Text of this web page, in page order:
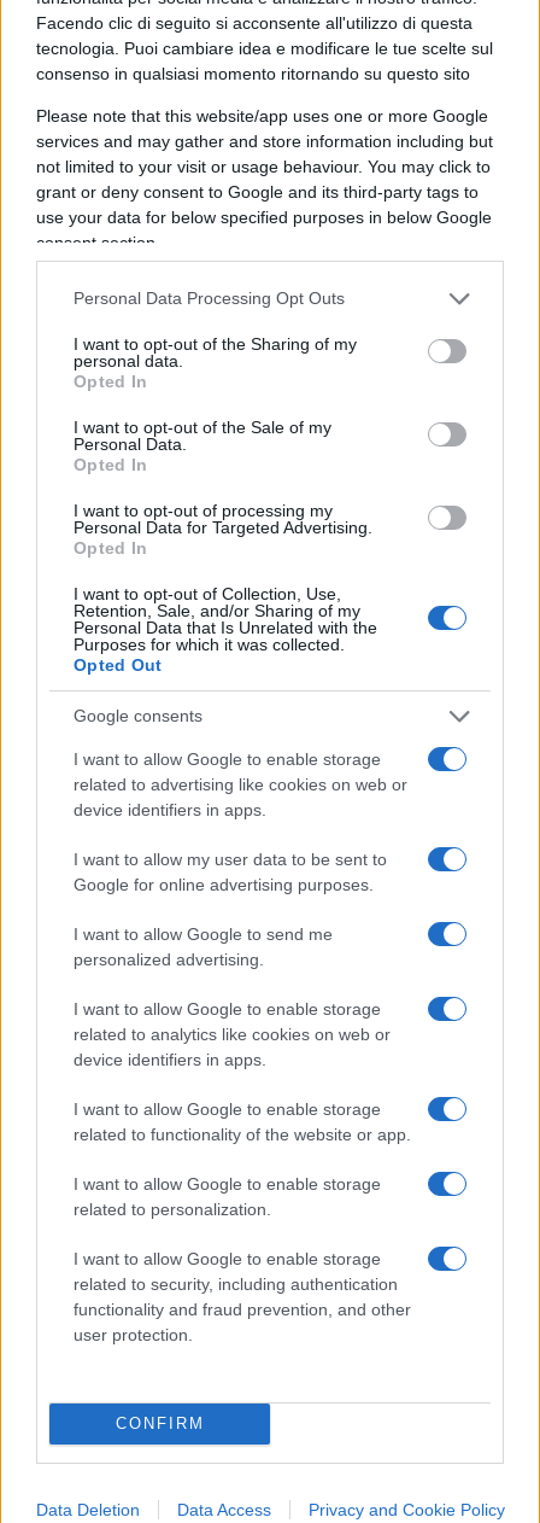
Facendo clic di seguito si acconsente all'utilizzo di questa
tecnologia. Puoi cambiare idea e modificare le tue scelte sul
consenso in qualsiasi momento ritornando su questo sito
Please note that this website/app uses one or more Google
services and may gather and store information including but
not limited to your visit or usage behaviour. You may click to
grant or deny consent to Google and its third-party tags to
use your data for below specified purposes in below Google
consent section.
Personal Data Processing Opt Outs
I want to opt-out of the Sharing of my
personal data.
Opted In
I want to opt-out of the Sale of my
Personal Data.
Opted In
I want to opt-out of processing my
Personal Data for Targeted Advertising.
Opted In
I want to opt-out of Collection, Use,
Retention, Sale, and/or Sharing of my
Personal Data that Is Unrelated with the
Purposes for which it was collected.
Opted Out
Google consents
I want to allow Google to enable storage
related to advertising like cookies on web or
device identifiers in apps.
I want to allow my user data to be sent to
Google for online advertising purposes.
I want to allow Google to send me
personalized advertising.
I want to allow Google to enable storage
related to analytics like cookies on web or
device identifiers in apps.
I want to allow Google to enable storage
related to functionality of the website or app.
I want to allow Google to enable storage
related to personalization.
I want to allow Google to enable storage
related to security, including authentication
functionality and fraud prevention, and other
user protection.
CONFIRM
Data Deletion Data Access Privacy and Cookie Policy
Io francamente sono basito, da uomo di
centrodestra, provo sinceranostalgia per il
provo vergogna ad andare fiero, che
contraddistingueva la mia parte politica, per il
discorso al congresso di Berlusconi e per le sue
visite in camicia del ranch texano di Bush. Datemi
dello schiavo degli USA, ma io preferirei vivere a
Washington che a Mosca.
#FINALNDIA
SEDUTE SATIRICHE
Marcinelle, i sindadati
voltano le spalle durante il
ricordo. Ira Meloni:
“Vergogna”
Al Bois du Cazier alcuni sindacalisti voltati di
spalle durante l'intervento di Mattarella. La Cgil:
Redazione
8 Agosto 2026, 13:50